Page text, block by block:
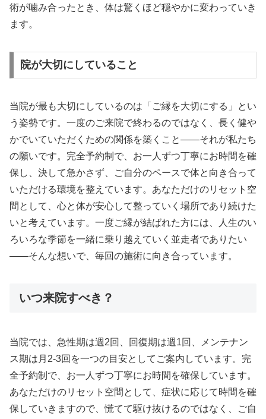
術が噛み合ったとき、体は驚くほど穏やかに変わっていき
ます。
院が大切にしていること
当院が最も大切にしているのは「ご縁を大切にする」とい
う姿勢です。一度のご来院で終わるのではなく、長く健や
かでいていただくための関係を築くこと——それが私たち
の願いです。完全予約制で、お一人ずつ丁寧にお時間を確
保し、決して急かさず、ご自分のペースで体と向き合って
いただける環境を整えています。あなただけのリセット空
間として、心と体が安心して整っていく場所であり続けた
いと考えています。一度ご縁が結ばれた方には、人生のい
ろいろな季節を一緒に乗り越えていく並走者でありたい
——そんな想いで、毎回の施術に向き合っています。
いつ来院すべき？
当院では、急性期は週2回、回復期は週1回、メンテナン
ス期は月2-3回を一つの目安としてご案内しています。完
全予約制で、お一人ずつ丁寧にお時間を確保しています。
あなただけのリセット空間として、症状に応じて時間を確
保していきますので、慌てて駆け抜けるのではなく、ご自